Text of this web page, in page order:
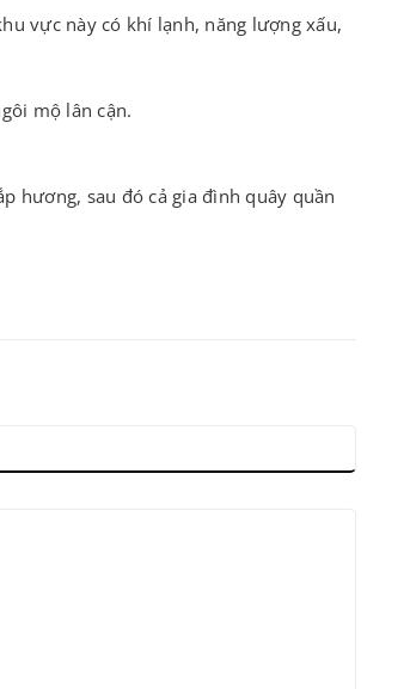
vực này có khí lạnh, năng lượng xấu,
mộ lân cận.
hương, sau đó cả gia đình quây quần